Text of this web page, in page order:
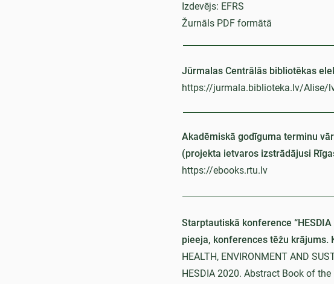
Izdevējs: EFRS
Žurnāls PDF formātā
Jūrmalas Centrālās bibliotēkas
https://jurmala.biblioteka.lv/Alise/
Akadēmiskā godīguma terminu
(projekta ietvaros izstrādājusi
https://ebooks.rtu.lv
Starptautiskā konference
pieeja, konferences tēžu krājums.
HEALTH, ENVIRONMENT AND
HESDIA 2020. Abstract Book of